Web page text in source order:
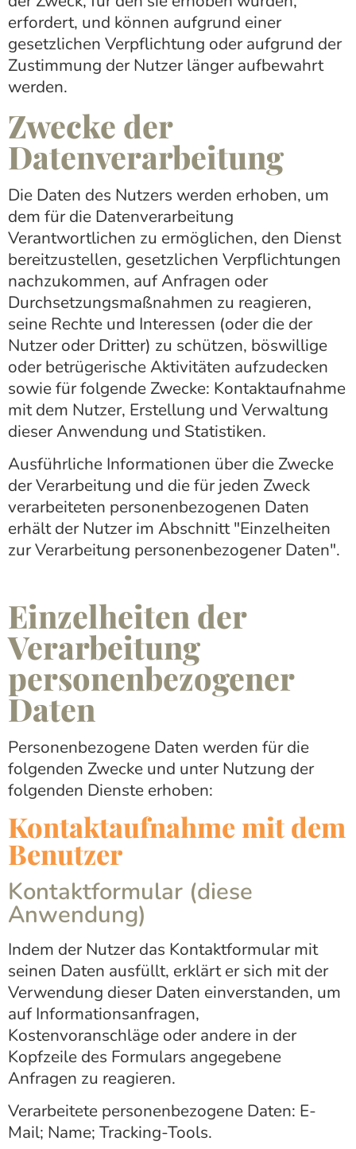
erfordert, und können aufgrund einer
gesetzlichen Verpflichtung oder aufgrund der
Zustimmung der Nutzer länger aufbewahrt
werden.
Zwecke der
Datenverarbeitung
Die Daten des Nutzers werden erhoben, um
dem für die Datenverarbeitung
Verantwortlichen zu ermöglichen, den Dienst
bereitzustellen, gesetzlichen Verpflichtungen
nachzukommen, auf Anfragen oder
Durchsetzungsmaßnahmen zu reagieren,
seine Rechte und Interessen (oder die der
Nutzer oder Dritter) zu schützen, böswillige
oder betrügerische Aktivitäten aufzudecken
sowie für folgende Zwecke: Kontaktaufnahme
mit dem Nutzer, Erstellung und Verwaltung
dieser Anwendung und Statistiken.
Ausführliche Informationen über die Zwecke
der Verarbeitung und die für jeden Zweck
verarbeiteten personenbezogenen Daten
erhält der Nutzer im Abschnitt "Einzelheiten
zur Verarbeitung personenbezogener Daten".
Einzelheiten der
Verarbeitung
personenbezogener
Daten
Personenbezogene Daten werden für die
folgenden Zwecke und unter Nutzung der
folgenden Dienste erhoben:
Kontaktaufnahme mit dem
Benutzer
Kontaktformular (diese
Anwendung)
Indem der Nutzer das Kontaktformular mit
seinen Daten ausfüllt, erklärt er sich mit der
Verwendung dieser Daten einverstanden, um
auf Informationsanfragen,
Kostenvoranschläge oder andere in der
Kopfzeile des Formulars angegebene
Anfragen zu reagieren.
Verarbeitete personenbezogene Daten: E-
Mail; Name; Tracking-Tools.